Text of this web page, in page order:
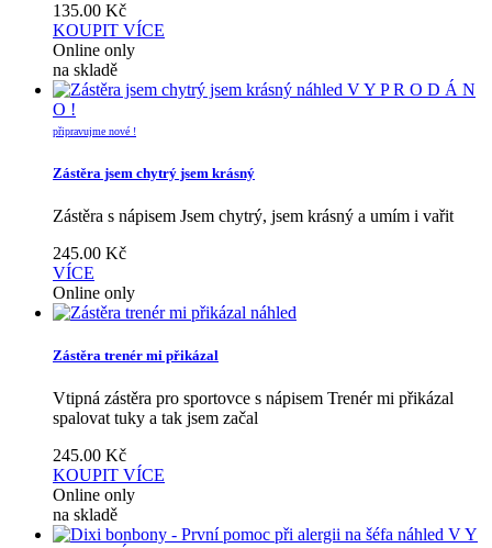
135.00 Kč
KOUPIT VÍCE
Online only
na skladě
náhled V Y P R O D Á N
O !
připravujme nové !
Zástěra jsem chytrý jsem krásný
Zástěra s nápisem Jsem chytrý, jsem krásný a umím i vařit
245.00 Kč
VÍCE
Online only
náhled
Zástěra trenér mi přikázal
Vtipná zástěra pro sportovce s nápisem Trenér mi přikázal
spalovat tuky a tak jsem začal
245.00 Kč
KOUPIT VÍCE
Online only
na skladě
náhled V Y